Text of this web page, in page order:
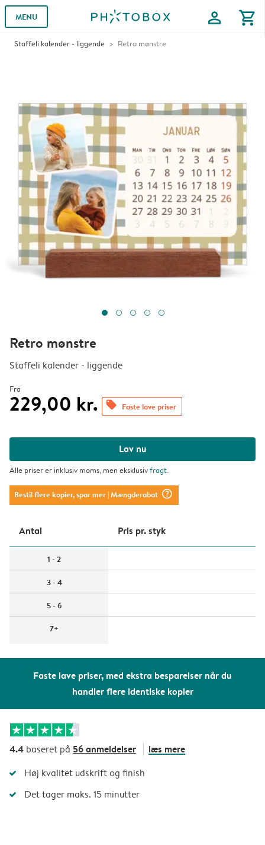
MENU profile shopping_cart
Staffeli kalender - liggende Retro mønstre
Faste lave priser, med ekstra besparelser når du
handler flere identiske kopier
Retro mønstre
Staffeli kalender - liggende
Fra
229,00 kr. offers Faste lave priser
Lav nu
Alle priser er inklusiv moms, men eksklusivfragt.
Bestil flere kopier, spar mer| Mængderabat question_mark_circle
Antal Pris pr. styk
1 - 2
3 - 4
5 - 6
7+
4.4 baseret på 56 anmeldelser læs mere
Høj kvalitet udskrift og finish
Det tager maks. 15 minutter